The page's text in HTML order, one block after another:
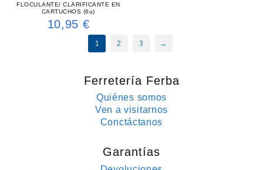
FLOCULANTE/ CLARIFICANTE EN
CARTUCHOS (6u)
10,95 €
1 2 3 →
Ferretería Ferba
Quiénes somos
Ven a visitarnos
Conctáctanos
Garantías